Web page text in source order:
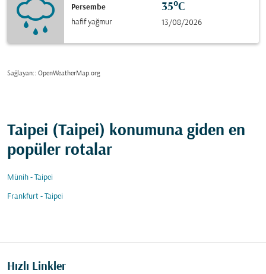
Persembe
hafif yağmur
35°C
13/08/2026
Sağlayan:: OpenWeatherMap.org
Taipei (Taipei) konumuna giden en
popüler rotalar
Münih - Taipei
Frankfurt - Taipei
Hızlı Linkler